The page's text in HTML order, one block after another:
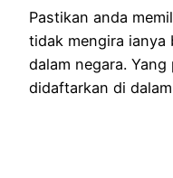
Pastikan anda
tidak mengira ianya
dalam negara.
didaftarkan di